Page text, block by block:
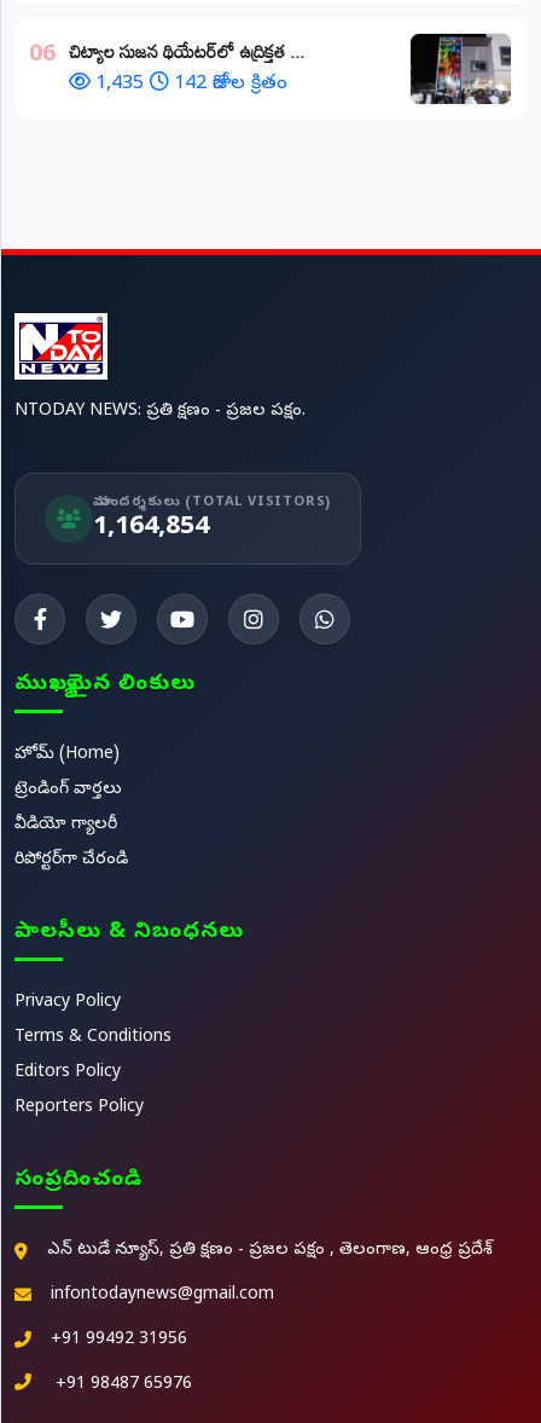
06 చిట్యాల సుజన థియేటర్‌లో ఉద్రిక్తత ...
1,435 142 రోజుల క్రితం
NTODAY NEWS: ప్రతి క్షణం - ప్రజల పక్షం.
మా సందర్శకులు (TOTAL VISITORS)
1,164,854
ముఖ్యమైన లింకులు
హోమ్ (Home)
ట్రెండింగ్ వార్తలు
వీడియో గ్యాలరీ
రిపోర్టర్‌గా చేరండి
పాలసీలు & నిబంధనలు
Privacy Policy
Terms & Conditions
Editors Policy
Reporters Policy
సంప్రదించండి
ఎన్ టుడే న్యూస్, ప్రతి క్షణం - ప్రజల పక్షం , తెలంగాణ, ఆంధ్ర ప్రదేశ్
infontodaynews@gmail.com
+91 99492 31956
+91 98487 65976